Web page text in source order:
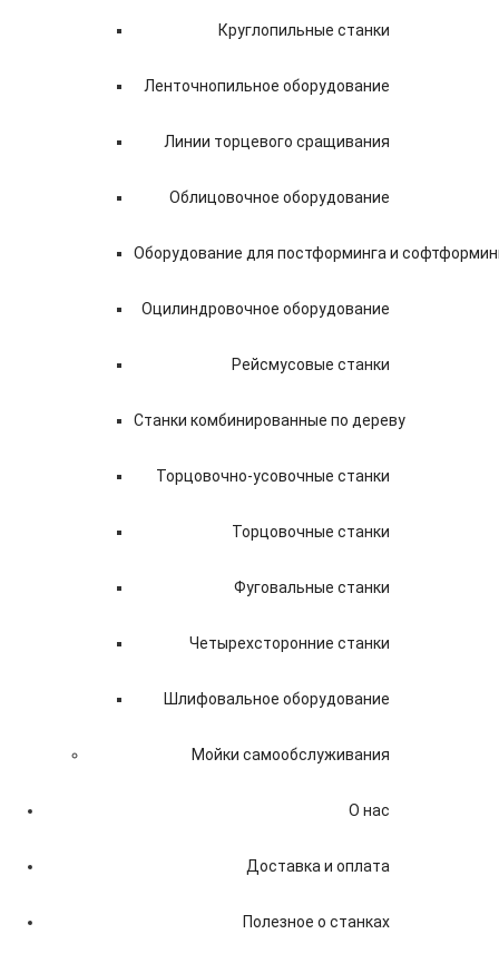
Круглопильные станки
Ленточнопильное оборудование
Линии торцевого сращивания
Облицовочное оборудование
Оборудование для постформинга и
Оцилиндровочное оборудование
Рейсмусовые станки
Станки комбинированные по дереву
Торцовочно-усовочные станки
Торцовочные станки
Фуговальные станки
Четырехсторонние станки
Шлифовальное оборудование
Мойки самообслуживания
О нас
Доставка и оплата
Полезное о станках